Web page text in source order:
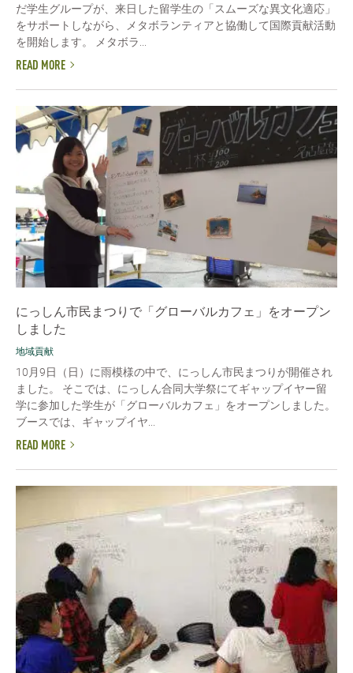
だ学生グループが、来日した留学生の「スムーズな異文化適応」
をサポートしながら、メタボランティアと協働して国際貢献活動
を開始します。 メタボラ...
READ MORE
にっしん市民まつりで「グローバルカフェ」をオープン
しました
地域貢献
10月9日（日）に雨模様の中で、にっしん市民まつりが開催され
ました。 そこでは、にっしん合同大学祭にてギャップイヤー留
学に参加した学生が「グローバルカフェ」をオープンしました。
ブースでは、ギャップイヤ...
READ MORE